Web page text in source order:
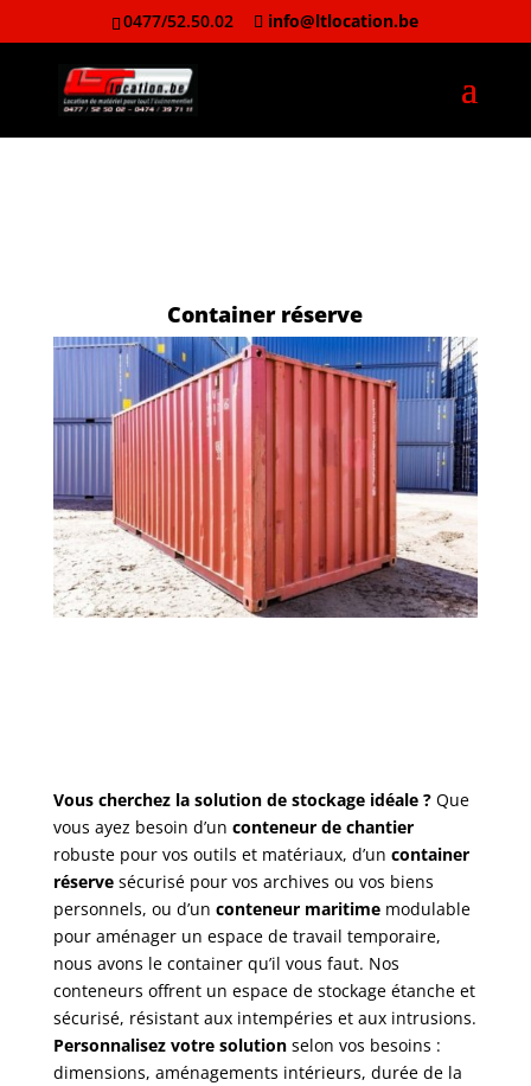
0477/52.50.02 info@ltlocation.be
Container réserve
Vous cherchez la solution de stockage idéale ?Que
vous ayez besoin d’un conteneur de chantier
robuste pour vos outils et matériaux, d’un container
réservesécurisé pour vos archives ou vos biens
personnels, ou d’un conteneur maritimemodulable
pour aménager un espace de travail temporaire,
nous avons le container qu’il vous faut. Nos
conteneurs offrent un espace de stockage étanche et
sécurisé, résistant aux intempéries et aux intrusions.
Personnalisez votre solutionselon vos besoins :
dimensions, aménagements intérieurs, durée de la